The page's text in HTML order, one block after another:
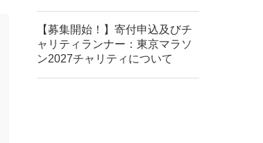
【募集開始！】寄付申込及びチ
ャリティランナー：東京マラソ
ン2027チャリティについて